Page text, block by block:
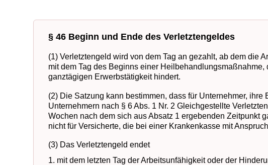
§ 46 Beginn und Ende des Verletztengeldes
(1) Verletztengeld wird von dem Tag an gezahlt, ab dem die
mit dem Tag des Beginns einer
ganztägigen Erwerbstätigkeit hindert.
(2) Die Satzung kann bestimmen, dass für Unternehmer,
Unternehmern nach § 6 Abs. 1 Nr. 2 Gleichgestellte
Wochen nach dem sich aus Absatz 1 ergebenden Zeitpunkt
nicht für Versicherte, die bei einer Krankenkasse mit
(3) Das Verletztengeld endet
1. mit dem letzten Tag der Arbeitsunfähigkeit oder der